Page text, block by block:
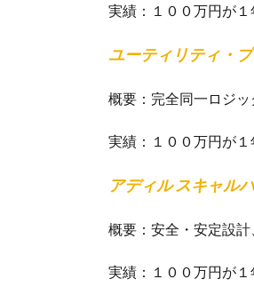
実績：１００万円が１
ユーティリティ・
概要：完全同一ロジ
実績：１００万円が１
アディル スキャル
概要：安全・安定設
実績：１００万円が